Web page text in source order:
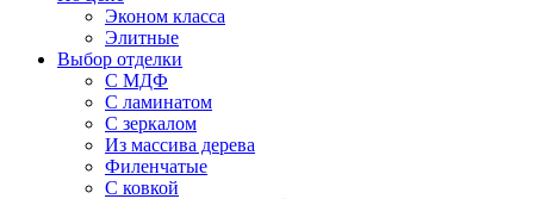
Эконом класса
Элитные
Выбор отделки
С МДФ
С ламинатом
С зеркалом
Из массива дерева
Филенчатые
С ковкой